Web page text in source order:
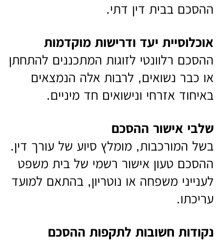
ההסכם בבית דין דתי.
אוכלוסיית יעד ודרישות מוקדמות
ההסכם רלוונטי לזוגות המתכננים להתחתן
או כבר נשואים, לרבות אלה הנמצאים
באיחוד אזרחי ונישואים חד מיניים.
שלבי אישור ההסכם
בשל המורכבות, מומלץ סיוע של עורך דין.
ההסכם טעון אישור רשמי של בית משפט
לענייני משפחה או נוטריון, בהתאם למועד
עריכתו.
נקודות חשובות לתקפות ההסכם